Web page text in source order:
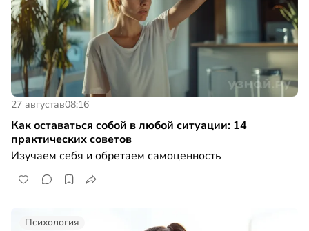
27 августав08:16
Как оставаться собой в любой ситуации: 14
практических советов
Изучаем себя и обретаем самоценность
Психология